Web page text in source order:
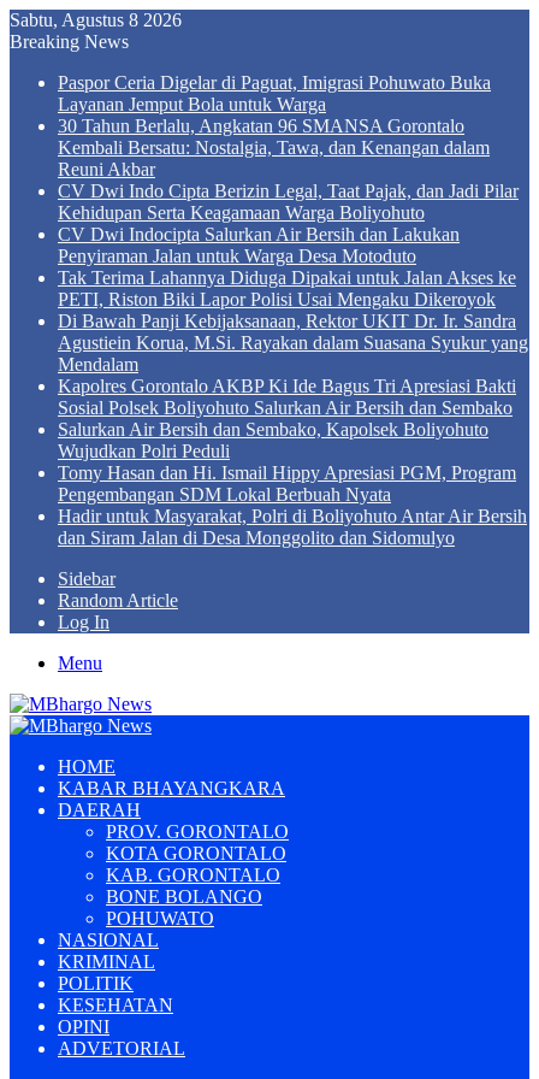
Sabtu, Agustus 8 2026
Breaking News
Paspor Ceria Digelar di Paguat, Imigrasi Pohuwato Buka
Layanan Jemput Bola untuk Warga
30 Tahun Berlalu, Angkatan 96 SMANSA Gorontalo
Kembali Bersatu: Nostalgia, Tawa, dan Kenangan dalam
Reuni Akbar
CV Dwi Indo Cipta Berizin Legal, Taat Pajak, dan Jadi Pilar
Kehidupan Serta Keagamaan Warga Boliyohuto
CV Dwi Indocipta Salurkan Air Bersih dan Lakukan
Penyiraman Jalan untuk Warga Desa Motoduto
Tak Terima Lahannya Diduga Dipakai untuk Jalan Akses ke
PETI, Riston Biki Lapor Polisi Usai Mengaku Dikeroyok
Di Bawah Panji Kebijaksanaan, Rektor UKIT Dr. Ir. Sandra
Agustiein Korua, M.Si. Rayakan dalam Suasana Syukur yang
Mendalam
Kapolres Gorontalo AKBP Ki Ide Bagus Tri Apresiasi Bakti
Sosial Polsek Boliyohuto Salurkan Air Bersih dan Sembako
Salurkan Air Bersih dan Sembako, Kapolsek Boliyohuto
Wujudkan Polri Peduli
Tomy Hasan dan Hi. Ismail Hippy Apresiasi PGM, Program
Pengembangan SDM Lokal Berbuah Nyata
Hadir untuk Masyarakat, Polri di Boliyohuto Antar Air Bersih
dan Siram Jalan di Desa Monggolito dan Sidomulyo
Sidebar
Random Article
Log In
Menu
HOME
KABAR BHAYANGKARA
DAERAH
PROV. GORONTALO
KOTA GORONTALO
KAB. GORONTALO
BONE BOLANGO
POHUWATO
NASIONAL
KRIMINAL
POLITIK
KESEHATAN
OPINI
ADVETORIAL